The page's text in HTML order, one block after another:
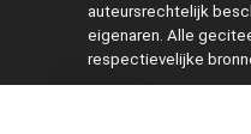
auteursrechtelijk
eigenaren. Alle
respectievelijke